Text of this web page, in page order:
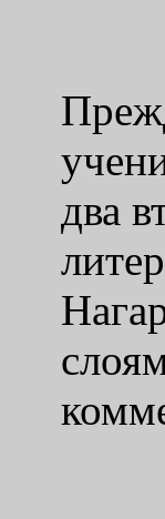
два